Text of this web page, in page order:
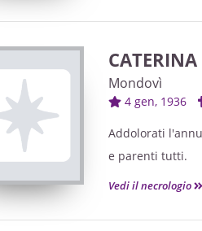
La S. Messa di
Mondovì
4 gen, 1936
Addolorati
e parenti tutti.
Vedi il necrologio